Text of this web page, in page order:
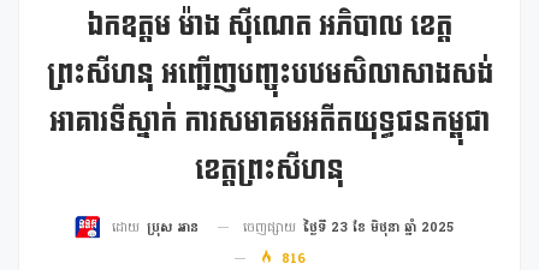
ឯកឧត្តម ម៉ាង ស៊ីណេត អភិបាល ខេត្ត
ព្រះសីហនុ អញ្ជើញបញ្ចុះបឋមសិលាសាងសង់
អាគារទីស្នាក់ ការសមាគមអតីតយុទ្ធជនកម្ពុជា
ខេត្តព្រះសីហនុ
ដោយ ប្រុស អាន ចេញផ្សាយ ថ្ងៃទី 23 ខែ មិថុនា ឆ្នាំ 2025
816